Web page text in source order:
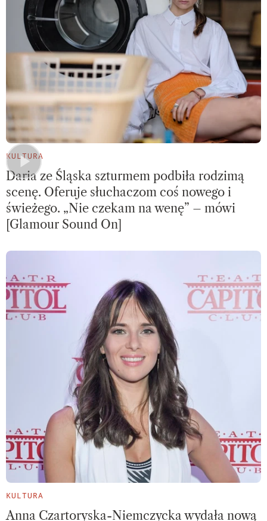
KULTURA
Daria ze Śląska szturmem podbiła rodzimą
scenę. Oferuje słuchaczom coś nowego i
świeżego. „Nie czekam na wenę” – mówi
[Glamour Sound On]
KULTURA
Anna Czartoryska-Niemczycka wydała nową